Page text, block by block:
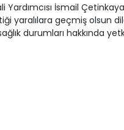
Yardımcısı İsmail
yaralılara geçmiş olsun
durumları hakkında